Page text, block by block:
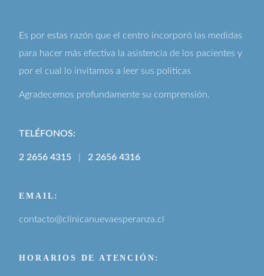
Es por estas razón que el centro incorporó las medidas
para hacer más efectiva la asistencia de los pacientes y
por el cual lo invitamos a leer sus politicas
Agradecemos profundamente su comprensión.
TELÉFONOS:
2 2656 4315 |2 2656 4316
EMAIL:
contacto@clinicanuevaesperanza.cl
HORARIOS DE ATENCIÓN: